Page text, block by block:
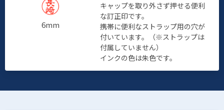
6mm
キャップを取り外さず押せる便利
な訂正印です。
携帯に便利なストラップ用の穴が
付いています。（※ストラップは
付属していません）
インクの色は朱色です。